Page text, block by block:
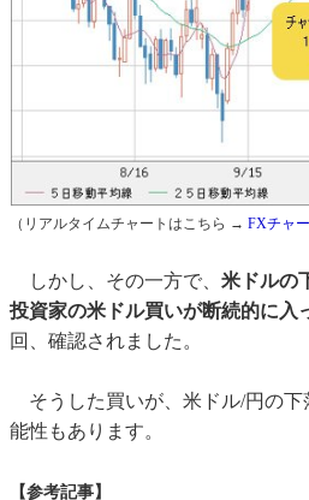
（リアルタイムチャートはこちら → FXチャ
しかし、その一方で、 米ドルの
投資家の米ドル買いが断続的に入
回、確認されました。
そうした買いが、米ドル/円の下
能性もあります。
【参考記事】